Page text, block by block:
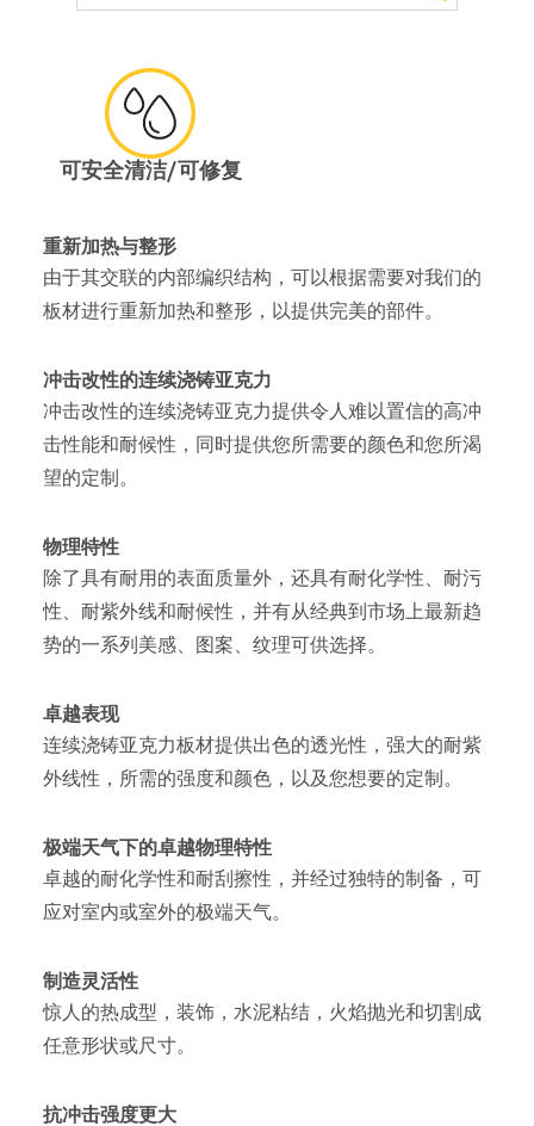
可安全清洁/可修复
重新加热与整形
由于其交联的内部编织结构，可以根据需要对我们的
板材进行重新加热和整形，以提供完美的部件。
冲击改性的连续浇铸亚克力
冲击改性的连续浇铸亚克力提供令人难以置信的高冲
击性能和耐候性，同时提供您所需要的颜色和您所渴
望的定制。
物理特性
除了具有耐用的表面质量外，还具有耐化学性、耐污
性、耐紫外线和耐候性，并有从经典到市场上最新趋
势的一系列美感、图案、纹理可供选择。
卓越表现
连续浇铸亚克力板材提供出色的透光性，强大的耐紫
外线性，所需的强度和颜色，以及您想要的定制。
极端天气下的卓越物理特性
卓越的耐化学性和耐刮擦性，并经过独特的制备，可
应对室内或室外的极端天气。
制造灵活性
惊人的热成型，装饰，水泥粘结，火焰抛光和切割成
任意形状或尺寸。
抗冲击强度更大